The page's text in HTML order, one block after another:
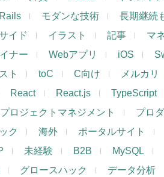
モダンな技術 長期継続
イド
イラスト 記事 マ
ナー
Webアプリ iOS
ト
toC C向け メルカリ
React React.js TypeScript
プロジェクトマネジメント プロ
ク
海外 ポータルサイト
未経験 B2B MySQL
グロースハック データ分析